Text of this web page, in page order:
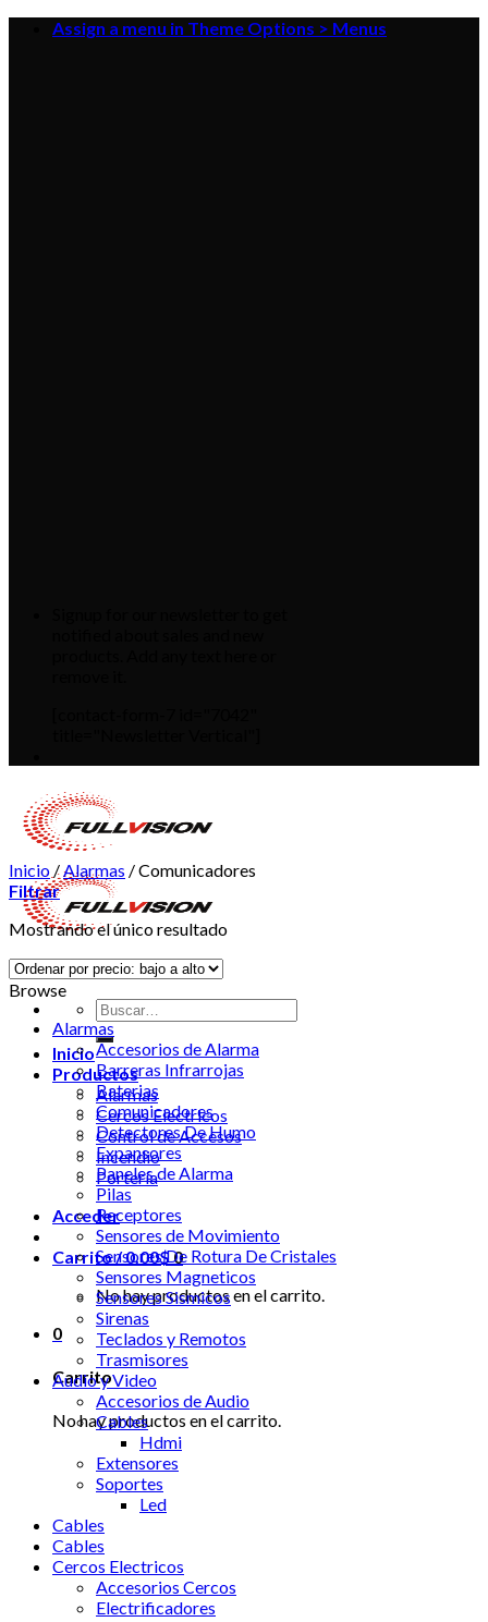
Assign a menu in Theme Options > Menus
Buscar
por:
Inicio
Productos
Alarmas
Cercos Electricos
Control de Accesos
Incendio
Portería
Acceder
Carrito /0.00$0
No hay productos en el carrito.
0
Carrito
No hay productos en el carrito.
Inicio / Alarmas /Comunicadores
Filtrar
Mostrando el único resultado
Browse
Alarmas
Accesorios de Alarma
Barreras Infrarrojas
Baterias
Comunicadores
Detectores De Humo
Expansores
Paneles de Alarma
Pilas
Receptores
Sensores de Movimiento
Sensores De Rotura De Cristales
Sensores Magneticos
Sensores Sismicos
Sirenas
Teclados y Remotos
Trasmisores
Audio y Video
Accesorios de Audio
Cables
Hdmi
Extensores
Soportes
Led
Cables
Cables
Cercos Electricos
Accesorios Cercos
Electrificadores